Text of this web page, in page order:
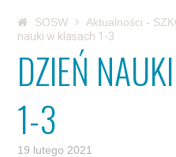
SOSW Aktualności -
nauki w klasach 1-3
DZIEŃ
1-3
19 lutego 2021